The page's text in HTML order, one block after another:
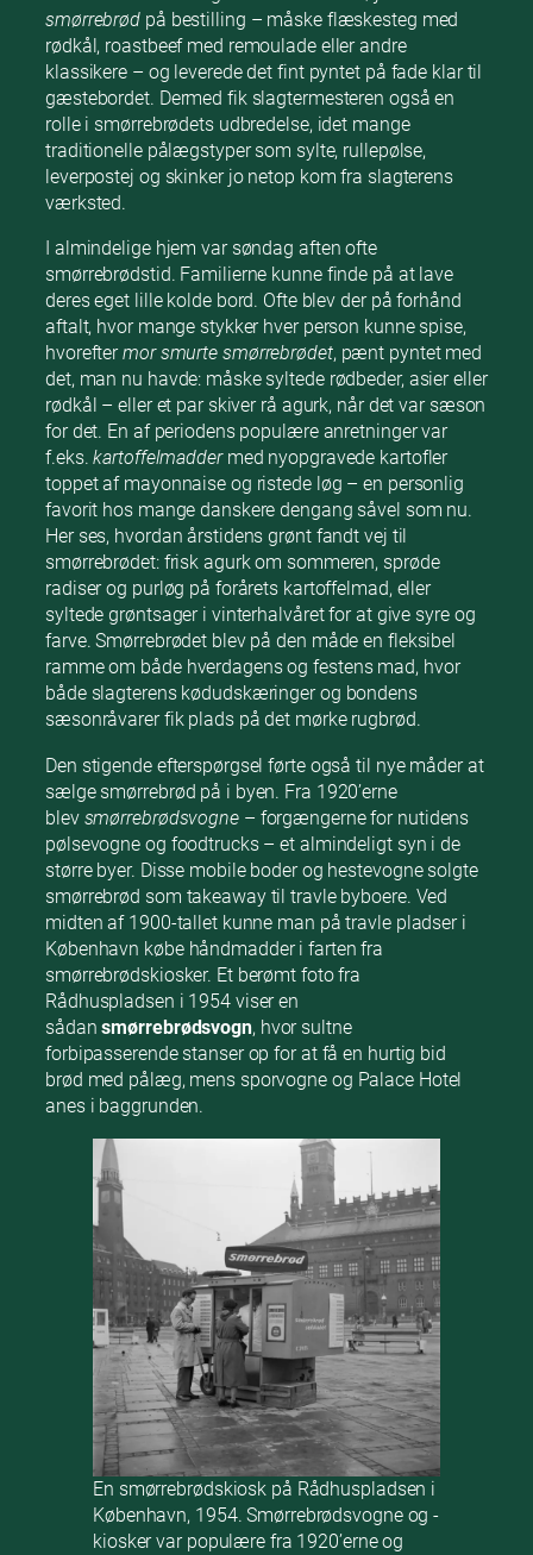
smørrebrød på bestilling – måske flæskesteg med
rødkål, roastbeef med remoulade eller andre
klassikere – og leverede det fint pyntet på fade klar til
gæstebordet. Dermed fik slagtermesteren også en
rolle i smørrebrødets udbredelse, idet mange
traditionelle pålægstyper som sylte, rullepølse,
leverpostej og skinker jo netop kom fra slagterens
værksted.
I almindelige hjem var søndag aften ofte
smørrebrødstid. Familierne kunne finde på at lave
deres eget lille kolde bord. Ofte blev der på forhånd
aftalt, hvor mange stykker hver person kunne spise,
hvoreftermor smurte smørrebrødet, pænt pyntet med
det, man nu havde: måske syltede rødbeder, asier eller
rødkål – eller et par skiver rå agurk, når det var sæson
for det. En af periodens populære anretninger var
f.eks.kartoffelmaddermed nyopgravede kartofler
toppet af mayonnaise og ristede løg – en personlig
favorit hos mange danskere dengang såvel som nu.
Her ses, hvordan årstidens grønt fandt vej til
smørrebrødet: frisk agurk om sommeren, sprøde
radiser og purløg på forårets kartoffelmad, eller
syltede grøntsager i vinterhalvåret for at give syre og
farve. Smørrebrødet blev på den måde en fleksibel
ramme om både hverdagens og festens mad, hvor
både slagterens kødudskæringer og bondens
sæsonråvarer fik plads på det mørke rugbrød.
Den stigende efterspørgsel førte også til nye måder at
sælge smørrebrød på i byen. Fra 1920’erne
blev smørrebrødsvogne– forgængerne for nutidens
pølsevogne og foodtrucks – et almindeligt syn i de
større byer. Disse mobile boder og hestevogne solgte
smørrebrød som takeaway til travle byboere. Ved
midten af 1900-tallet kunne man på travle pladser i
København købe håndmadder i farten fra
smørrebrødskiosker. Et berømt foto fra
Rådhuspladsen i 1954 viser en
sådansmørrebrødsvogn, hvor sultne
forbipasserende stanser op for at få en hurtig bid
brød med pålæg, mens sporvogne og Palace Hotel
anes i baggrunden.
En smørrebrødskiosk på Rådhuspladsen i
København, 1954. Smørrebrødsvogne og -
kiosker var populære fra 1920’erne og